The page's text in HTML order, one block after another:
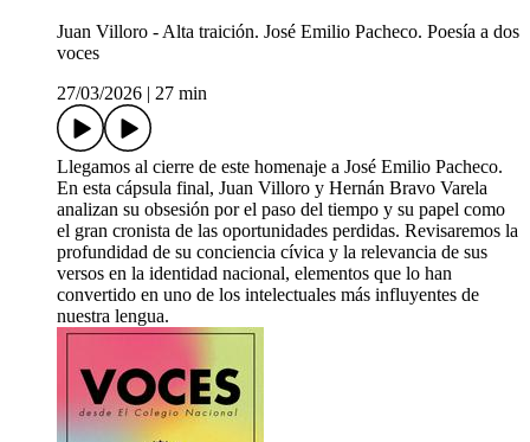
Juan Villoro - Alta traición. José Emilio Pacheco. Poesía a dos
voces
27/03/2026
27 min
Llegamos al cierre de este homenaje a José Emilio Pacheco.
En esta cápsula final, Juan Villoro y Hernán Bravo Varela
analizan su obsesión por el paso del tiempo y su papel como
el gran cronista de las oportunidades perdidas. Revisaremos la
profundidad de su conciencia cívica y la relevancia de sus
versos en la identidad nacional, elementos que lo han
convertido en uno de los intelectuales más influyentes de
nuestra lengua.